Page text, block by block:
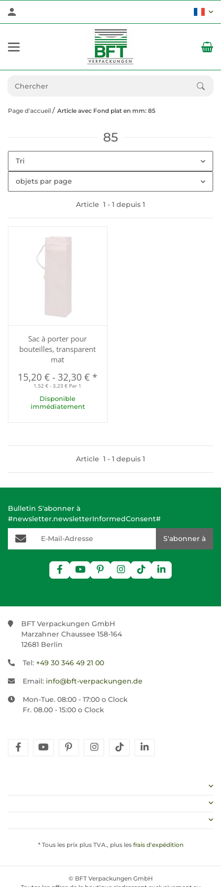
Page d'accueil Article avec Fond plat en mm: 85
85
Tri
objets par page
Article 1 - 1 depuis 1
Sac à porter pour
bouteilles, transparent
mat
15,20 €- 32,30 € *
1,52 € - 3,23 € Par 1
Disponible
immédiatement
Article 1 - 1 depuis 1
Bulletin S'abonner à
#newsletter.newsletterInformedConsent#
E-Mail-Adresse
S'abonner à
BFT Verpackungen GmbH
Marzahner Chaussee 158-164
12681 Berlin
Tel: +49 30 346 49 21 00
Email: info@bft-verpackungen.de
Mon-Tue. 08:00 - 17:00 o Clock
Fr. 08.00 - 15:00 o Clock
facebookyoutubepinterestinstagram
tiktok
* Tous les prix plus TVA., plus les frais d'expédition
© BFT Verpackungen GmbH